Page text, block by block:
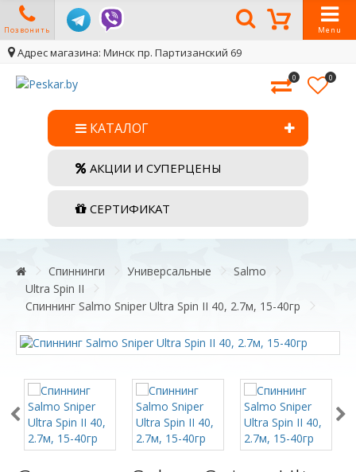
Позвонить Menu
Адрес магазина: Минск пр. Партизанский 69
0 0
КАТАЛОГ
АКЦИИ И СУПЕРЦЕНЫ
СЕРТИФИКАТ
Спиннинги Универсальные
Salmo
Ultra Spin II
Спиннинг Salmo Sniper Ultra Spin II 40, 2.7м, 15-40гр